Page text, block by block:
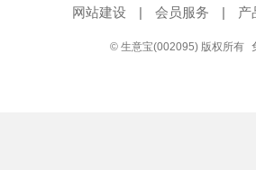
网站建设 | 会员服务 | 产
© 生意宝(002095) 版权所有